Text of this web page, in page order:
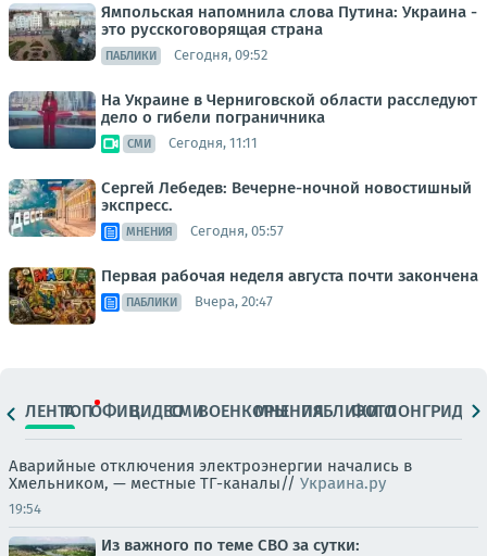
Ямпольская напомнила слова Путина: Украина -
это русскоговорящая страна
ПАБЛИКИ Сегодня, 09:52
На Украине в Черниговской области расследуют
дело о гибели пограничника
СМИ Сегодня, 11:11
Сергей Лебедев: Вечерне-ночной новостишный
экспресс.
МНЕНИЯ Сегодня, 05:57
Первая рабочая неделя августа почти закончена
ПАБЛИКИ Вчера, 20:47
ЛЕНТАТОПОФИЦ.ВИДЕОСМИВОЕНКОРЫМНЕНИЯПАБЛИКИ
ФОТОЛОНГРИДЫ
Аварийные отключения электроэнергии начались в
Хмельником, — местные ТГ-каналы// Украина.ру
19:54
Из важного по теме СВО за сутки: